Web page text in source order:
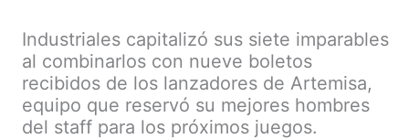
Industriales capitalizó sus siete imparables
al combinarlos con nueve boletos
recibidos de los lanzadores de Artemisa,
equipo que reservó su mejores hombres
del staff para los próximos juegos.